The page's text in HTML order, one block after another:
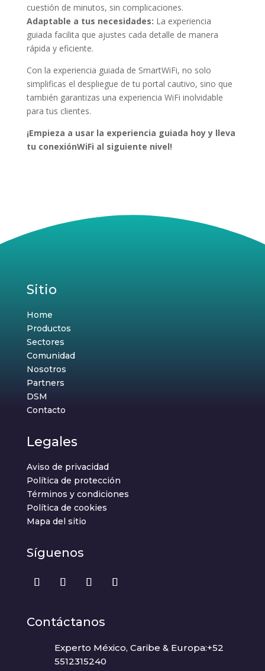
cuestión de minutos, sin complicaciones.
Adaptable a tus necesidades: La experiencia
guiada facilita que ajustes cada detalle de manera
rápida y eficiente.
Con la experiencia guiada de SmartWiFi, no solo
simplificas el despliegue de tu portal cautivo, sino que
también garantizas una experiencia WiFi inolvidable
para tus clientes.
¡Empieza a usar la experiencia guiada hoy y lleva
tu conexiónWiFi al siguiente nivel!
Sitio
Home
Productos
Sectores
Comunidad
Nosotros
Partners
DSM
Contacto
Legales
Aviso de privacidad
Política de protección
Términos y condiciones
Política de cookies
Mapa del sitio
Síguenos
Contáctanos
Experto México, Caribe & Europa:+52
5512315240